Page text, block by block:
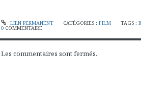
LIEN PERMANENT CATÉGORIES : FILM TAGS :
0 COMMENTAIRE
Les commentaires sont fermés.